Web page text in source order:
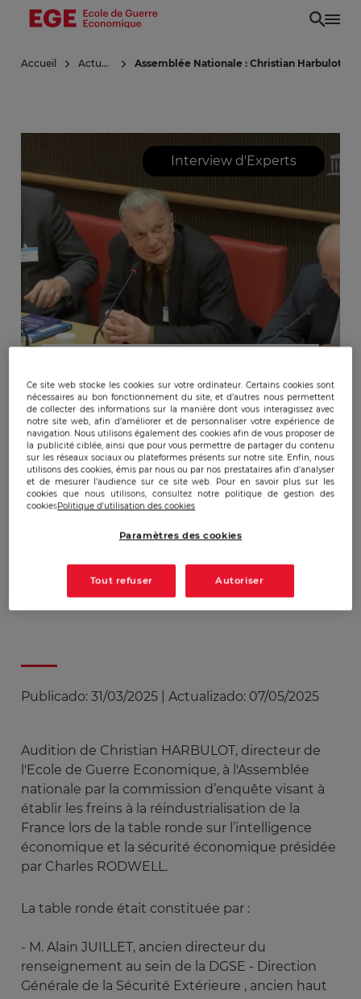
Aller
principal
Accueil Actualités Assemblée Nationale : Christian Harbulot
31 mars'25
Assemblée Nationale :
Christian Harbulot
auditionné par la
Commission sur la
réindustrialisation de la
Interview d'Experts
Publicado: 31/03/2025 Actualizado: 07/05/2025
Audition de Christian HARBULOT, directeur de
l'Ecole de Guerre Economique, à l'Assemblée
nationale par la commission d’enquête visant à
établir les freins à la réindustrialisation de la
France lors de la table ronde sur l’intelligence
économique et la sécurité économique présidée
par Charles RODWELL.
La table ronde était constituée par :
- M. Alain JUILLET, ancien directeur du
renseignement au sein de la DGSE - Direction
Générale de la Sécurité Extérieure , ancien haut
Ce site web stocke les cookies sur votre ordinateur. Certains cookies sont
nécessaires au bon fonctionnement du site, et d’autres nous permettent
de collecter des informations sur la manière dont vous interagissez avec
notre site web, afin d’améliorer et de personnaliser votre expérience de
navigation. Nous utilisons également des cookies afin de vous proposer de
la publicité ciblée, ainsi que pour vous permettre de partager du contenu
sur les réseaux sociaux ou plateformes présents sur notre site. Enfin, nous
utilisons des cookies, émis par nous ou par nos prestataires afin d’analyser
et de mesurer l’audience sur ce site web. Pour en savoir plus sur les
cookies que nous utilisons, consultez notre politique de gestion des
cookiesPolitique d'utilisation des cookies
Paramètres des cookies
Tout refuser Autoriser